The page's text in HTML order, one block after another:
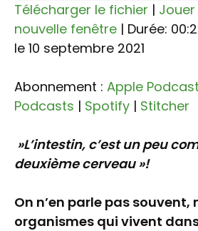
Apple Podcasts
Spotify
SHARE
EMBED
Télécharger le fichier |
nouvelle fenêtre | Durée:
le 10 septembre 2021
Abonnement : Apple
Podcasts | Spotify | Stitcher
»L’intestin, c’est un peu
deuxième cerveau »!
On n’en parle pas
organismes qui vivent